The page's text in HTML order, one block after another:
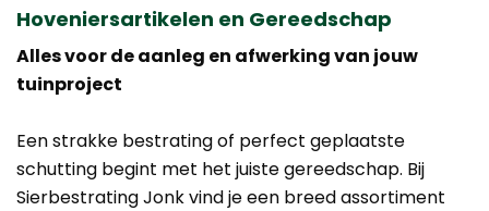
Hoveniersartikelen en Gereedschap
Alles voor de aanleg en afwerking van jouw
tuinproject
Een strakke bestrating of perfect geplaatste
schutting begint met het juiste gereedschap. Bij
Sierbestrating Jonk vind je een breed assortiment